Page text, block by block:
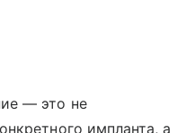
— это не
импланта, а